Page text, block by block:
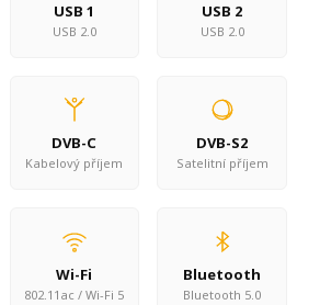
USB 1
USB 2.0
USB 2
USB 2.0
DVB-C
Kabelový příjem
DVB-S2
Satelitní příjem
Wi-Fi
802.11ac / Wi-Fi 5
Bluetooth
Bluetooth 5.0